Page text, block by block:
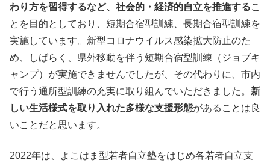
わり方を習得するなど、社会的・経済的自立を推進するこ
とを目的としており、短期合宿型訓練、長期合宿型訓練を
実施しています。新型コロナウイルス感染拡大防止のた
め、しばらく、県外移動を伴う短期合宿型訓練（ジョブキ
ャンプ）が実施できませんでしたが、その代わりに、市内
で行う通所型訓練の充実に取り組んでいただきました。 新
しい生活様式を取り入れた多様な支援形態があることは良
いことだと思います。
2022年は、よこはま型若者自立塾をはじめ各若者自立支